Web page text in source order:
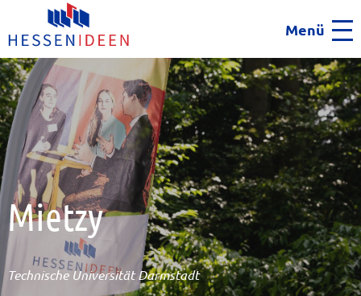
Menü
Mietzy
Technische Universität Darmstadt